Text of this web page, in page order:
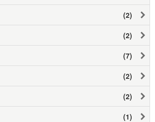
(2)
(2)
(7)
(2)
(2)
(1)